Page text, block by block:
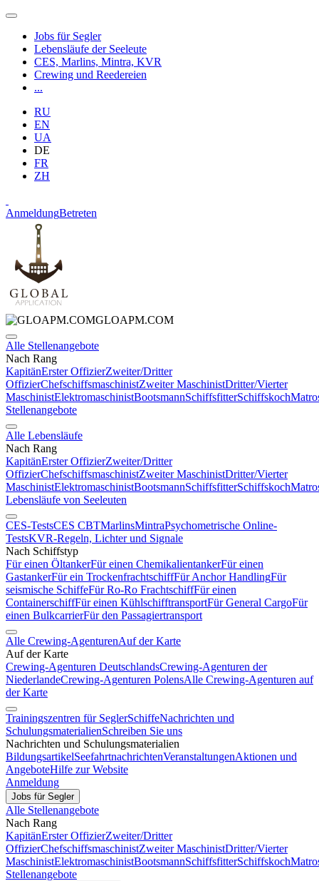
Jobs für Segler
Lebensläufe der Seeleute
CES, Marlins, Mintra, KVR
Crewing und Reedereien
...
RU
EN
UA
DE
FR
ZH
AnmeldungBetreten
GLOAPM.COM
Alle Stellenangebote
Nach Rang
KapitänErster OffizierZweiter/Dritter
OffizierChefschiffsmaschinistZweiter MaschinistDritter/Vierter
MaschinistElektromaschinistBootsmannSchiffsfitterSchiffskoch
Stellenangebote
Alle Lebensläufe
Nach Rang
KapitänErster OffizierZweiter/Dritter
OffizierChefschiffsmaschinistZweiter MaschinistDritter/Vierter
MaschinistElektromaschinistBootsmannSchiffsfitterSchiffskoch
Lebensläufe von Seeleuten
CES-TestsCES CBTMarlinsMintraPsychometrische Online-
TestsKVR-Regeln, Lichter und Signale
Nach Schiffstyp
Für einen ÖltankerFür einen ChemikalientankerFür einen
GastankerFür ein TrockenfrachtschiffFür Anchor HandlingFür
seismische SchiffeFür Ro-Ro FrachtschiffFür einen
ContainerschiffFür einen KühlschifftransportFür General CargoFür
einen BulkcarrierFür den Passagiertransport
Alle Crewing-AgenturenAuf der Karte
Auf der Karte
Crewing-Agenturen DeutschlandsCrewing-Agenturen der
NiederlandeCrewing-Agenturen PolensAlle Crewing-Agenturen auf
der Karte
Trainingszentren für SeglerSchiffeNachrichten und
SchulungsmaterialienSchreiben Sie uns
Nachrichten und Schulungsmaterialien
BildungsartikelSeefahrtnachrichtenVeranstaltungenAktionen und
AngeboteHilfe zur Website
Anmeldung
Jobs für Segler
Alle Stellenangebote
Nach Rang
KapitänErster OffizierZweiter/Dritter
OffizierChefschiffsmaschinistZweiter MaschinistDritter/Vierter
MaschinistElektromaschinistBootsmannSchiffsfitterSchiffskoch
Stellenangebote